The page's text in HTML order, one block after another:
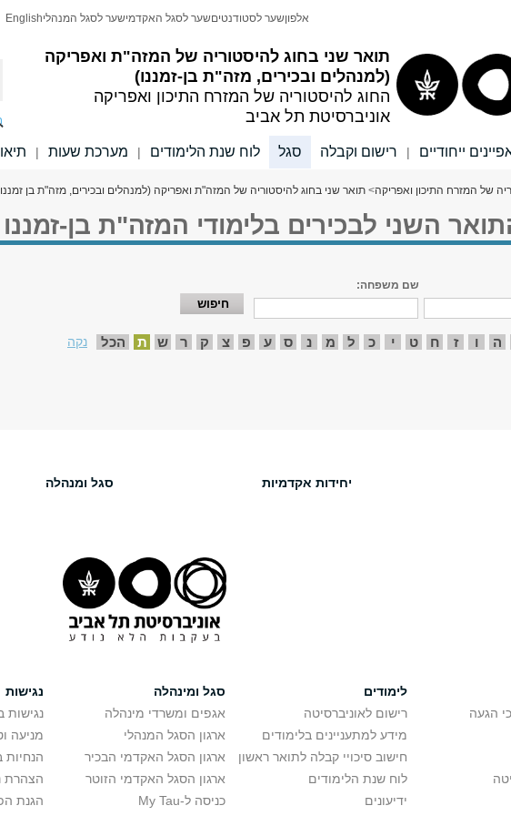
תואר שני בחוג להיסטוריה של המזה"ת ואפריקה
(למנהלים ובכירים, מזה"ת בן-זמננו)
החוג להיסטוריה של המזרח התיכון ואפריקה
אוניברסיטת תל אביב
אלפוןשער לסטודנטיםשער לסגל האקדמישער לסגל המנהליEnglish
ייחודיים | רישום וקבלה סגל לוח שנת הלימודים | מערכת שעות |
של המזרח התיכון ואפריקה> תואר שני בחוג להיסטוריה של המזה"ת ואפריקה (למנהלים ובכירים, מזה"ת בן
השני לבכירים בלימודי המזה"ת בן-זמננו
שם משפחה:
ה ו ז ח ט י כ ל מ נ ס ע פ צ ק ר ש ת הכל נקה
יחידות אקדמיות סגל ומנהלה
הגעה
לימודים
רישום לאוניברסיטה
מידע למתעניינים בלימודים
חישוב סיכויי קבלה לתואר ראשון
לוח שנת הלימודים
ידיעונים
סגל ומינהלה
אגפים ומשרדי מינהלה
ארגון הסגל המנהלי
ארגון הסגל האקדמי הבכיר
ארגון הסגל האקדמי הזוטר
כניסה ל-My Tau
נגישות
נגישות
מניעה
הצהרת
הגנת